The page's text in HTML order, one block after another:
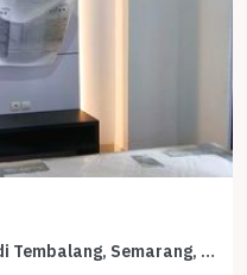
Kesempatan Apartemen Murah di Tembalang, Semarang, KT